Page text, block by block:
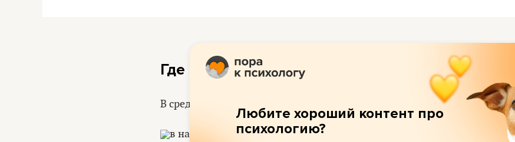
Где и когда смотреть?
В среду и четверг, Стримы можно
в нашем инстаграме«Пора к психологу»
(подпишитесь, если еще не
Любите хороший контент про
психологию?